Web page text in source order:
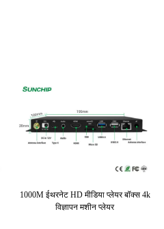
1000M ईथरनेट HD मीडिया प्लेयर बॉक्स 4k
विज्ञापन मशीन प्लेयर